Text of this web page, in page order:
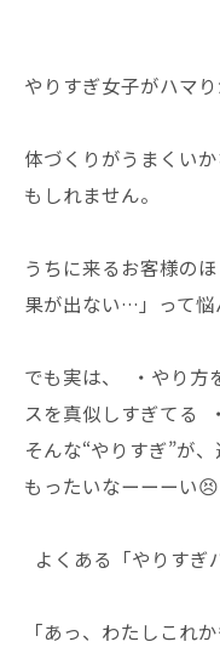
やりすぎ女子がハマ
体づくりがうまくい
もしれません。
うちに来るお客様の
果が出ない…」って悩
でも実は、 ・やり方
スを真似しすぎてる
そんな“やりすぎ”が
もったいなーーーい😣
よくある「やりすぎ
「あっ、わたしこれ